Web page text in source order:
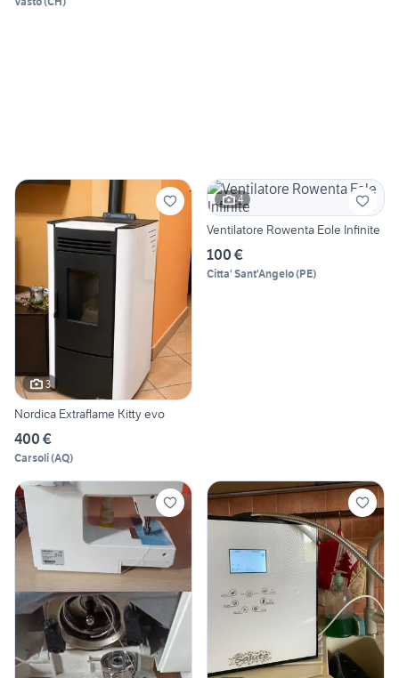
3
Nordica Extraflame Kitty evo
400 €
Carsoli(AQ)
4
Ventilatore Rowenta Eole Infinite
100 €
Citta' Sant'Angelo(PE)